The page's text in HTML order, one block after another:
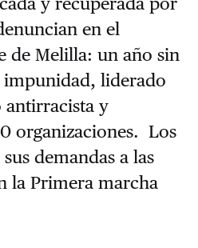
en el
de Melilla: un año sin
liderado
y
organizaciones. Los
demandas a las
la Primera marcha